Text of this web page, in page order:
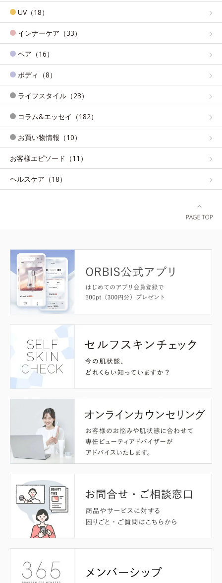
UV（18）
インナーケア（33）
ヘア（16）
ボディ（8）
ライフスタイル（23）
コラム&エッセイ（182）
お買い物情報（10）
お客様エピソード（11）
ヘルスケア（18）